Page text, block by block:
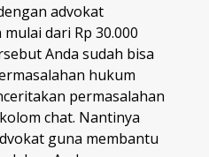
advokat
dari Rp 30.000
Anda sudah bisa
hukum
permasalahan
chat. Nantinya
guna membantu